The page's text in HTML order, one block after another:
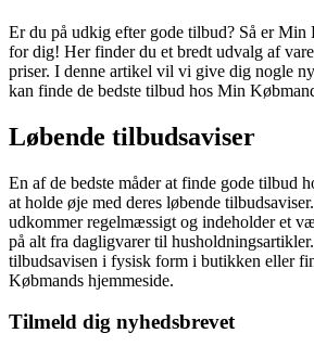
Er du på udkig efter gode tilbud? Så er Min
for dig! Her finder du et bredt udvalg af
priser. I denne artikel vil vi give dig nogle
kan finde de bedste tilbud hos Min
Løbende tilbudsaviser
En af de bedste måder at finde gode tilbud
at holde øje med deres løbende
udkommer regelmæssigt og indeholder et
på alt fra dagligvarer til
tilbudsavisen i fysisk form i butikken eller
Købmands hjemmeside.
Tilmeld dig nyhedsbrevet